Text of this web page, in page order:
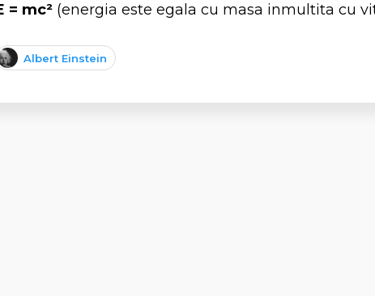
= mc² (energia este egala cu masa inmultita cu
Albert Einstein